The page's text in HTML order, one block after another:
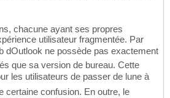
chacune ayant ses propres
utilisateur fragmentée. Par
dOutlook ne possède pas exactement
que sa version de bureau. Cette
les utilisateurs de passer de lune à
certaine confusion. En outre, le